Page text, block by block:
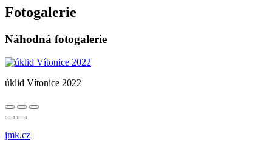
Fotogalerie
Náhodná fotogalerie
úklid Vítonice 2022
jmk.cz